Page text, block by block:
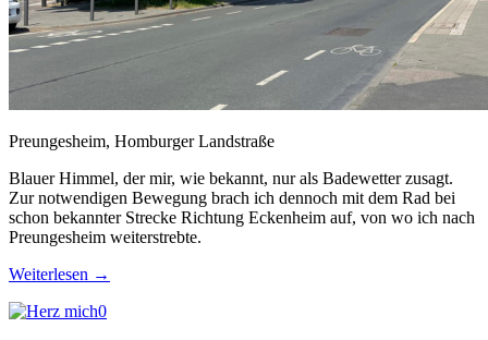
Preungesheim, Homburger Landstraße
Blauer Himmel, der mir, wie bekannt, nur als Badewetter zusagt.
Zur notwendigen Bewegung brach ich dennoch mit dem Rad bei
schon bekannter Strecke Richtung Eckenheim auf, von wo ich nach
Preungesheim weiterstrebte.
Weiterlesen →
0